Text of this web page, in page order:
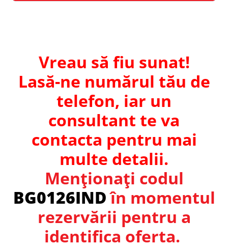
Vreau să fiu sunat!
Lasă-ne numărul tău de
telefon, iar un
consultant te va
contacta pentru mai
multe detalii.
Menționați codul
BG0126INDîn momentul
rezervării pentru a
identifica oferta.